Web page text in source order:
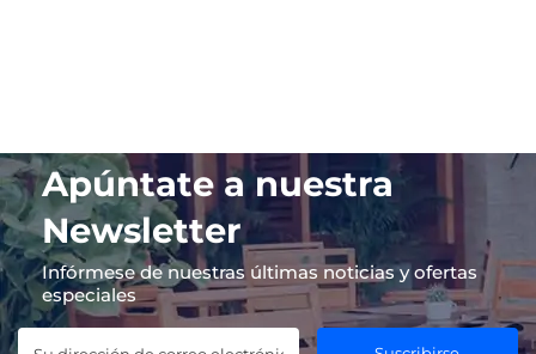
Apúntate a nuestra
Newsletter
Infórmese de nuestras últimas noticias y ofertas
especiales